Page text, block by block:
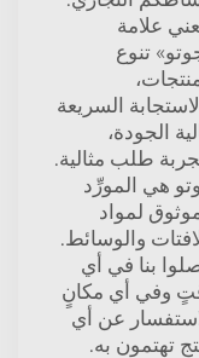
علامة
تنوع
السريعة
الجودة،
طلب مثالية.
هي المورِّد
لمواد
والوسائط.
بنا في أي
وفي أي مكانٍ
عن أي
تهتمون به.